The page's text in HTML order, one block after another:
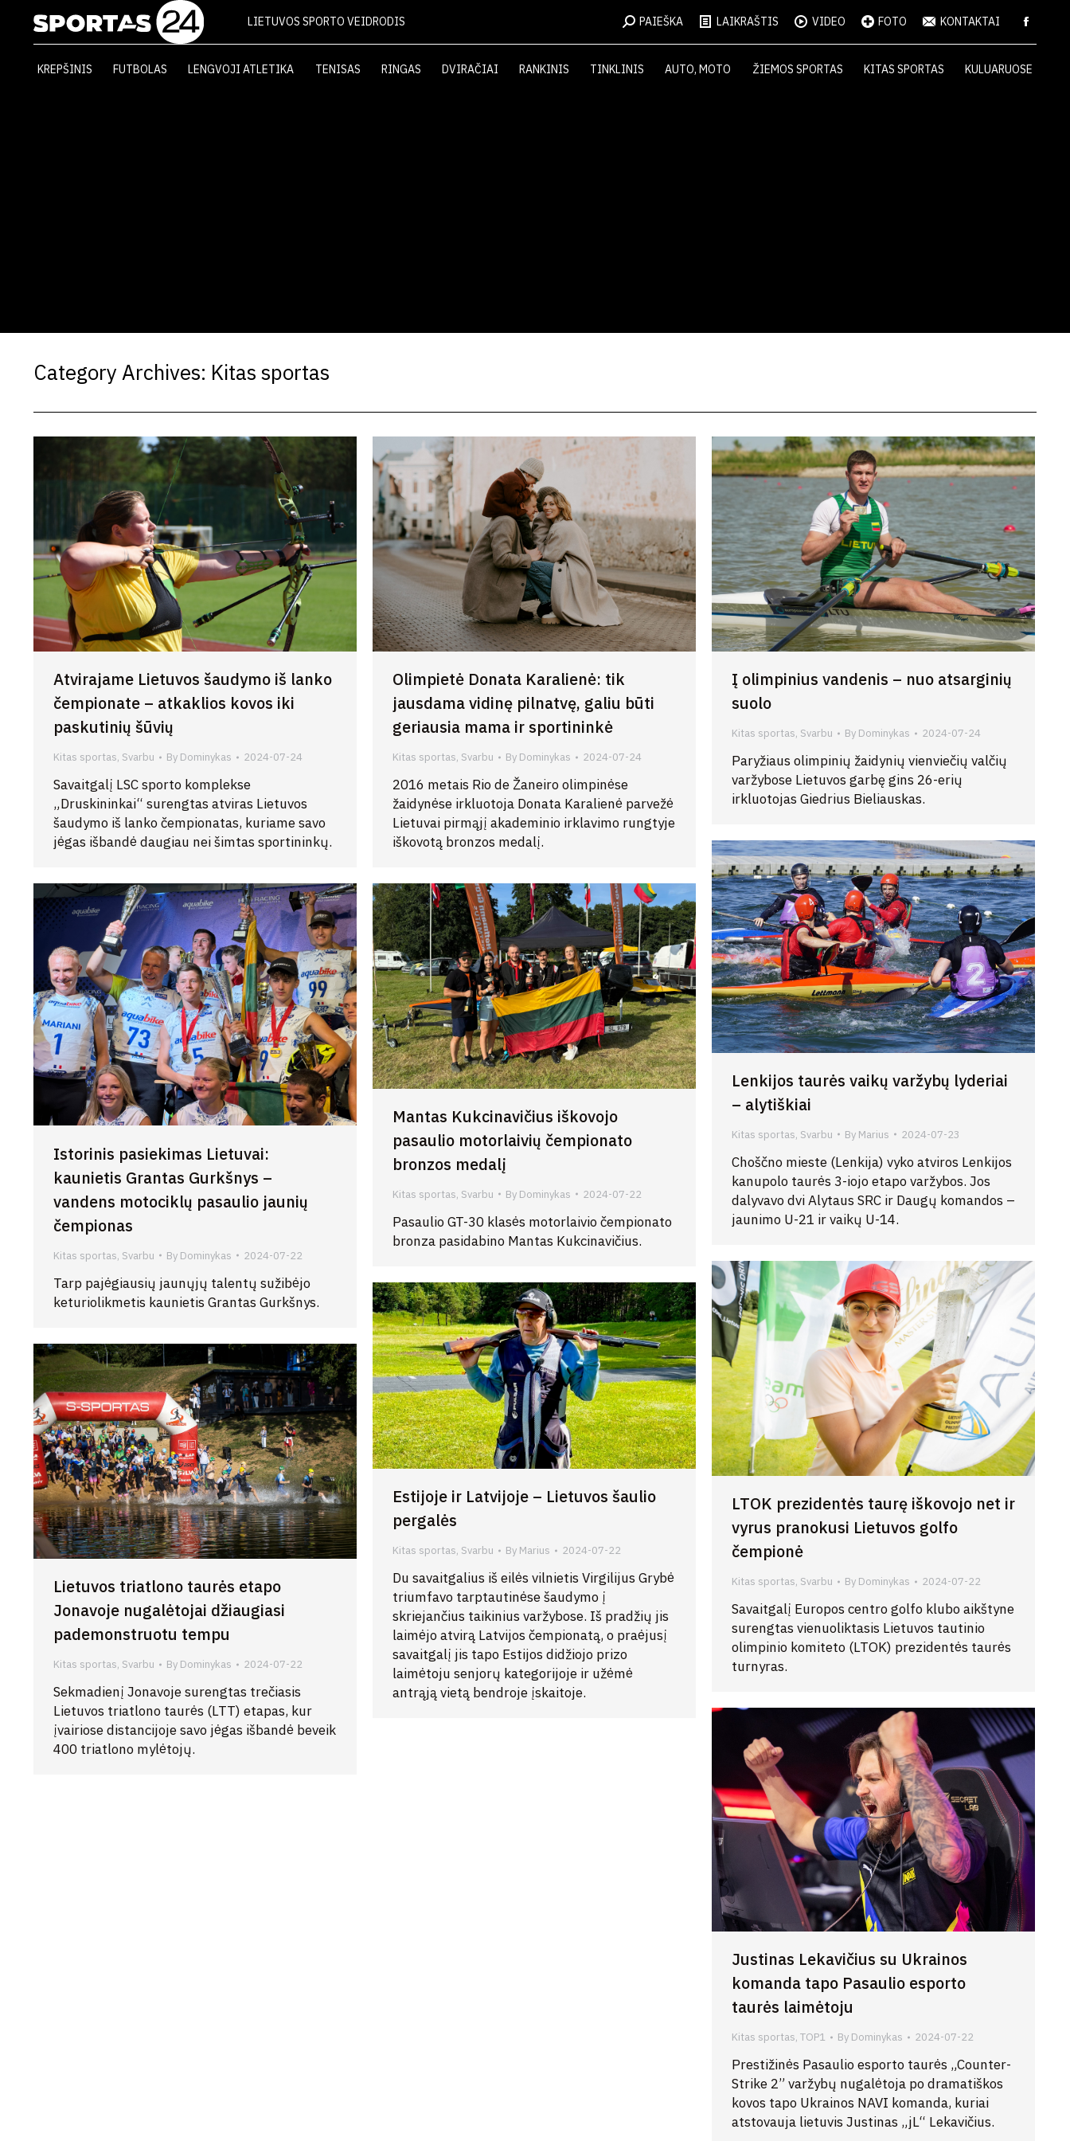
LIETUVOS SPORTO VEIDRODIS PAIEŠKA LAIKRAŠTIS VIDEO FOTO KONTAKTAI
KREPŠINIS FUTBOLAS LENGVOJI ATLETIKA TENISAS RINGAS DVIRAČIAI RANKINIS TINKLINIS AUTO, MOTO ŽIEMOS SPORTAS KITAS SPORTAS KULUARUOSE
Category Archives: Kitas sportas
Atvirajame Lietuvos šaudymo iš lanko
čempionate – atkaklios kovos iki
paskutinių šūvių
Kitas sportas, Svarbu By Dominykas 2024-07-24
Savaitgalį LSC sporto komplekse
„Druskininkai“ surengtas atviras Lietuvos
šaudymo iš lanko čempionatas, kuriame savo
jėgas išbandė daugiau nei šimtas sportininkų.
Olimpietė Donata Karalienė: tik
jausdama vidinę pilnatvę, galiu būti
geriausia mama ir sportininkė
Kitas sportas, Svarbu By Dominykas 2024-07-24
2016 metais Rio de Žaneiro olimpinėse
žaidynėse irkluotoja Donata Karalienė parvežė
Lietuvai pirmąjį akademinio irklavimo rungtyje
iškovotą bronzos medalį.
Į olimpinius vandenis – nuo atsarginių
suolo
Kitas sportas, Svarbu By Dominykas 2024-07-24
Paryžiaus olimpinių žaidynių vienviečių valčių
varžybose Lietuvos garbę gins 26-erių
irkluotojas Giedrius Bieliauskas.
Lenkijos taurės vaikų varžybų lyderiai
– alytiškiai
Kitas sportas, Svarbu By Marius 2024-07-23
Choščno mieste (Lenkija) vyko atviros Lenkijos
kanupolo taurės 3-iojo etapo varžybos. Jos
dalyvavo dvi Alytaus SRC ir Daugų komandos –
jaunimo U-21 ir vaikų U-14.
Istorinis pasiekimas Lietuvai:
kaunietis Grantas Gurkšnys –
vandens motociklų pasaulio jaunių
čempionas
Kitas sportas, Svarbu By Dominykas 2024-07-22
Tarp pajėgiausių jaunųjų talentų sužibėjo
keturiolikmetis kaunietis Grantas Gurkšnys.
Mantas Kukcinavičius iškovojo
pasaulio motorlaivių čempionato
bronzos medalį
Kitas sportas, Svarbu By Dominykas 2024-07-22
Pasaulio GT-30 klasės motorlaivio čempionato
bronza pasidabino Mantas Kukcinavičius.
LTOK prezidentės taurę iškovojo net ir
vyrus pranokusi Lietuvos golfo
čempionė
Kitas sportas, Svarbu By Dominykas 2024-07-22
Savaitgalį Europos centro golfo klubo aikštyne
surengtas vienuoliktasis Lietuvos tautinio
olimpinio komiteto (LTOK) prezidentės taurės
turnyras.
Estijoje ir Latvijoje – Lietuvos šaulio
pergalės
Kitas sportas, Svarbu By Marius 2024-07-22
Du savaitgalius iš eilės vilnietis Virgilijus Grybė
triumfavo tarptautinėse šaudymo į
skriejančius taikinius varžybose. Iš pradžių jis
laimėjo atvirą Latvijos čempionatą, o praėjusį
savaitgalį jis tapo Estijos didžiojo prizo
laimėtoju senjorų kategorijoje ir užėmė
antrąją vietą bendroje įskaitoje.
Lietuvos triatlono taurės etapo
Jonavoje nugalėtojai džiaugiasi
pademonstruotu tempu
Kitas sportas, Svarbu By Dominykas 2024-07-22
Sekmadienį Jonavoje surengtas trečiasis
Lietuvos triatlono taurės (LTT) etapas, kur
įvairiose distancijoje savo jėgas išbandė beveik
400 triatlono mylėtojų.
Justinas Lekavičius su Ukrainos
komanda tapo Pasaulio esporto
taurės laimėtoju
Kitas sportas, TOP1 By Dominykas 2024-07-22
Prestižinės Pasaulio esporto taurės „Counter-
Strike 2” varžybų nugalėtoja po dramatiškos
kovos tapo Ukrainos NAVI komanda, kuriai
atstovauja lietuvis Justinas „jL“ Lekavičius.